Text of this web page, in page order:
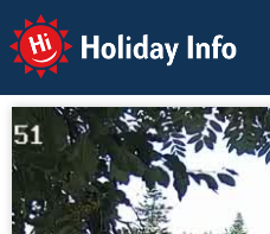
Holiday Info